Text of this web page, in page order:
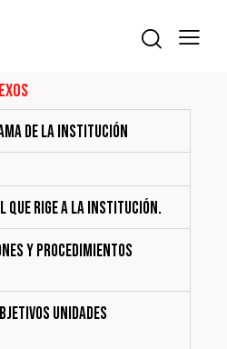
DE LA INSTITUCIÓN
QUE RIGE A LA INSTITUCIÓN.
Y PROCEDIMIENTOS
UNIDADES